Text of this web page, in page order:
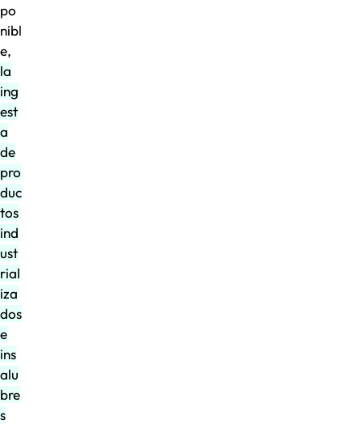
po
nibl
e,
la
ing
est
a
de
pro
duc
tos
ind
ust
rial
iza
dos
e
ins
alu
bre
s